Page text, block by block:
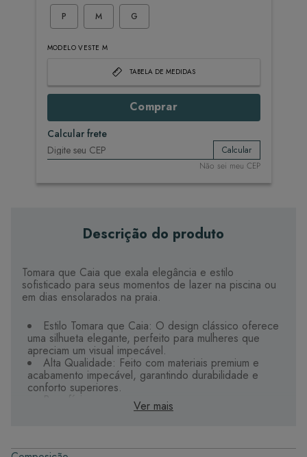
P M G
MODELO VESTE M
TABELA DE MEDIDAS
Comprar
Calcular frete
Calcular
Não sei meu CEP
Descrição do produto
Tomara que Caia que exala elegância e estilo
sofisticado para seus momentos de lazer na piscina ou
em dias ensolarados na praia.
Estilo Tomara que Caia: O design clássico oferece
uma silhueta elegante, perfeito para mulheres que
apreciam um visual impecável.
Alta Qualidade: Feito com materiais premium e
acabamento impecável, garantindo durabilidade e
conforto superiores.
Benefícios:
Ver mais